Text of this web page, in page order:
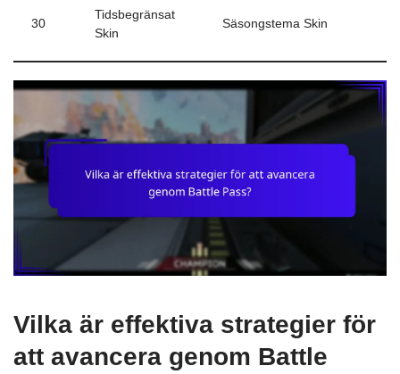
30
Tidsbegränsat
Skin
Säsongstema Skin
Vilka är effektiva strategier för
att avancera genom Battle